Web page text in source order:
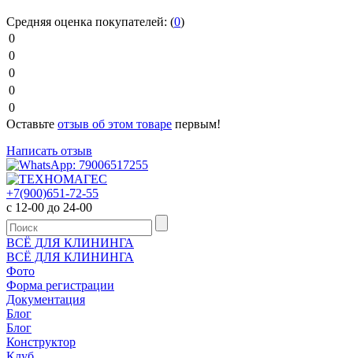
Средняя оценка покупателей: (0)
0
0
0
0
0
Оставьте отзыв об этом товаре первым!
Написать отзыв
+7(900)651-72-55
с 12-00 до 24-00
ВСЁ ДЛЯ КЛИНИНГА
ВСЁ ДЛЯ КЛИНИНГА
Фото
Форма регистрации
Документация
Блог
Блог
Конструктор